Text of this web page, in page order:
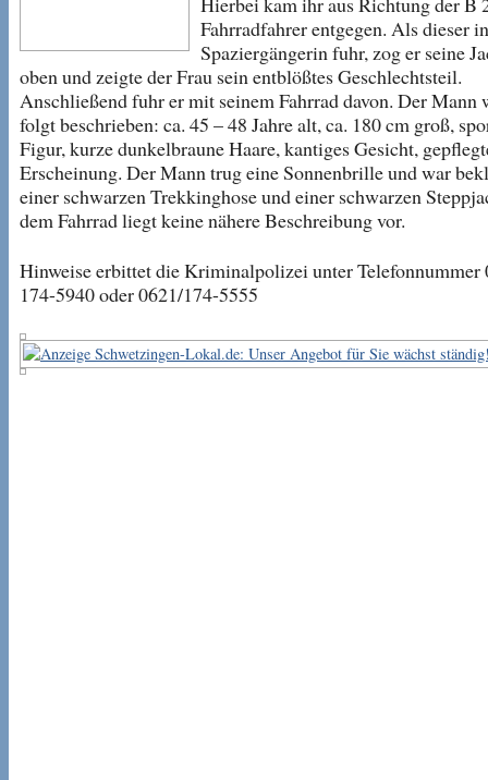
Fahrradfahrer entgegen. Als dieser
Spaziergängerin fuhr, zog er seine
oben und zeigte der Frau sein entblößtes Geschlechtsteil.
Anschließend fuhr er mit seinem Fahrrad davon. Der Mann
folgt beschrieben: ca. 45 – 48 Jahre alt, ca. 180 cm groß,
Figur, kurze dunkelbraune Haare, kantiges Gesicht,
Erscheinung. Der Mann trug eine Sonnenbrille und war
einer schwarzen Trekkinghose und einer schwarzen
dem Fahrrad liegt keine nähere Beschreibung vor.
Hinweise erbittet die Kriminalpolizei unter Telefonnummer
174-5940 oder 0621/174-5555